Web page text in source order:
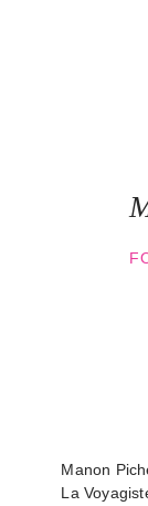
Manon
La